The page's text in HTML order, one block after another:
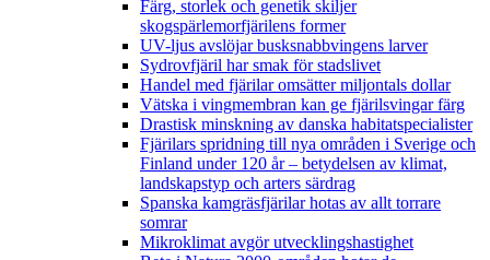
Färg, storlek och genetik skiljer
skogspärlemorfjärilens former
UV-ljus avslöjar busksnabbvingens larver
Sydrovfjäril har smak för stadslivet
Handel med fjärilar omsätter miljontals dollar
Vätska i vingmembran kan ge fjärilsvingar färg
Drastisk minskning av danska habitatspecialister
Fjärilars spridning till nya områden i Sverige och
Finland under 120 år– betydelsen av klimat,
landskapstyp och arters särdrag
Spanska kamgräsfjärilar hotas av allt torrare
somrar
Mikroklimat avgör utvecklingshastighet